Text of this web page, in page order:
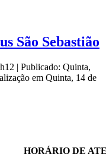
São Sebastião
| Publicado: Quinta,
em Quinta, 14 de
HORÁRIO DE